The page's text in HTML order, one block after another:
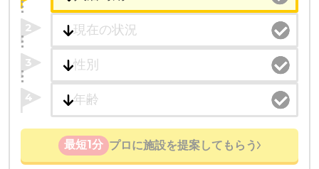
2
3
4
最短1分 プロに施設を提案してもらう